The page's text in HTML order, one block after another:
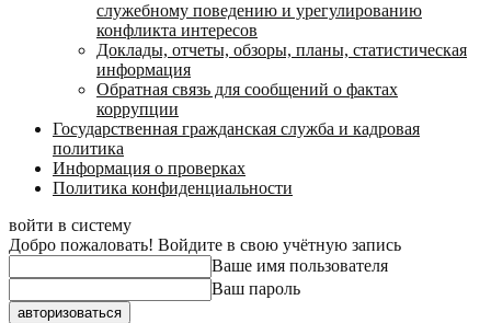
служебному поведению и урегулированию
конфликта интересов
Доклады, отчеты, обзоры, планы, статистическая
информация
Обратная связь для сообщений о фактах
коррупции
Государственная гражданская служба и кадровая
политика
Информация о проверках
Политика конфиденциальности
войти в систему
Добро пожаловать! Войдите в свою учётную запись
Ваше имя пользователя
Ваш пароль